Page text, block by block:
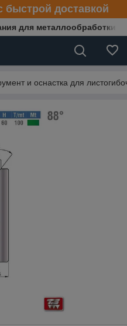
быстрой доставкой
для металлообработки
и оснастка для